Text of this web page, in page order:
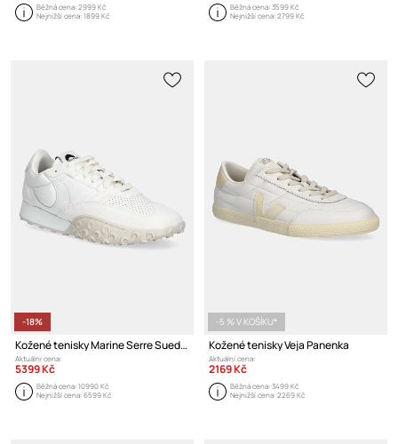
Běžná cena:2999 Kč
Nejnižší cena:1899 Kč
Běžná cena:3599 Kč
Nejnižší cena:2799 Kč
-18%
Kožené tenisky Marine Serre Suede Leather MS Rise
Aktuální cena:
5399 Kč
Běžná cena:10990 Kč
Nejnižší cena:6599 Kč
-5 % V KOŠÍKU*
Kožené tenisky Veja Panenka
Aktuální cena:
2169 Kč
Běžná cena:3499 Kč
Nejnižší cena:2269 Kč